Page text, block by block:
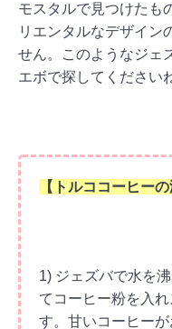
モスタルで見つけたも
リエンタルなデザイン
せん。このようなジェ
エボで探してください
【トルココーヒーの
1) ジェズバで水を
てコーヒー粉を入
す。甘いコーヒー